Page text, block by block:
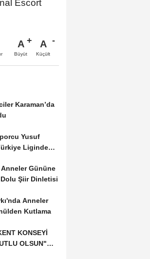
Escort
A
Büyüt
A
Küçült
Karaman’da
Yusuf
Liginde
Gününe
Şiir Dinletisi
Anneler
Kutlama
KONSEYİ
OLSUN"